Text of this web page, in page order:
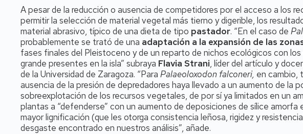
A pesar de la reducción o ausencia de competidores por el acceso a los
permitir la selección de material vegetal más tierno y digerible, los
material abrasivo, típico de una dieta de tipo pastador. “En el caso de
probablemente se trató de una adaptación a la expansión de las
fases finales del Pleistoceno y de un reparto de nichos ecológicos con
grande presentes en la isla” subraya Flavia Strani, líder del artículo y
de la Universidad de Zaragoza. “Para Palaeoloxodon falconeri, en cambio,
ausencia de la presión de depredadores haya llevado a un aumento de la
sobreexplotación de los recursos vegetales, de por sí ya limitados en un
plantas a “defenderse” con un aumento de deposiciones de sílice amorfa
mayor lignificación (que les otorga consistencia leñosa, rigidez y
desgaste encontrado en nuestros análisis”, añade.